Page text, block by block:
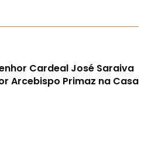
Cardeal José Saraiva
Arcebispo Primaz na Casa